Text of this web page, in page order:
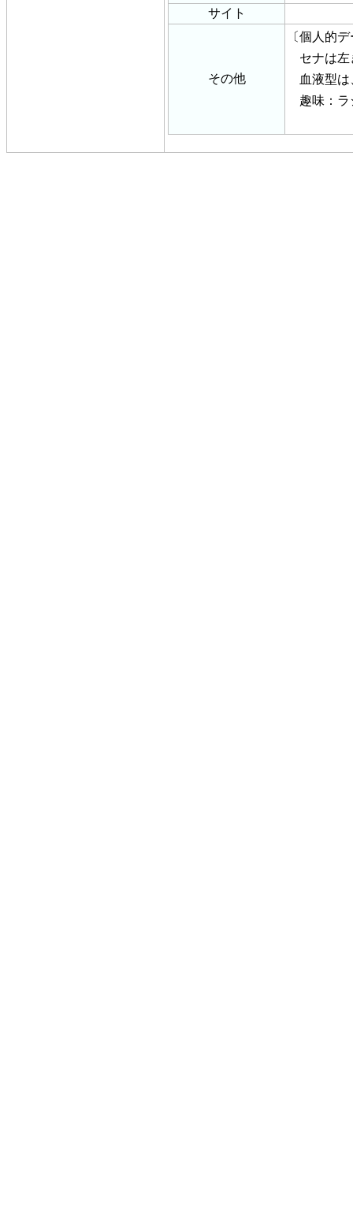
サイト
その他
〔個人的
セナは左
血液型は
趣味：ラ